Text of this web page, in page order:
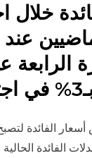
خلال
الفائدة